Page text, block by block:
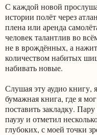
С каждой новой
истории полёт через
плена или аренда
человек талантлив во
не в врождённых, а
количеством набитых
набивать новые.
Слушая эту аудио книгу,
бумажная книга, где я
поставить закладку.
паузу и отметил
глубоких, с моей точки